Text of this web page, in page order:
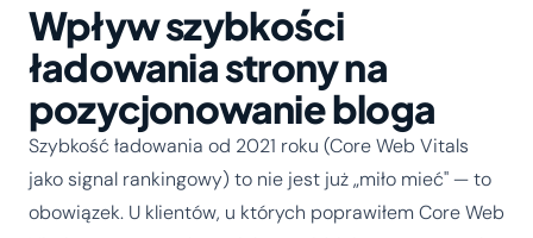
Wpływ szybkości
ładowania strony na
pozycjonowanie bloga
Szybkość ładowania od 2021 roku (Core Web Vitals
jako signal rankingowy) to nie jest już „miło mieć" — to
obowiązek. U klientów, u których poprawiłem Core Web